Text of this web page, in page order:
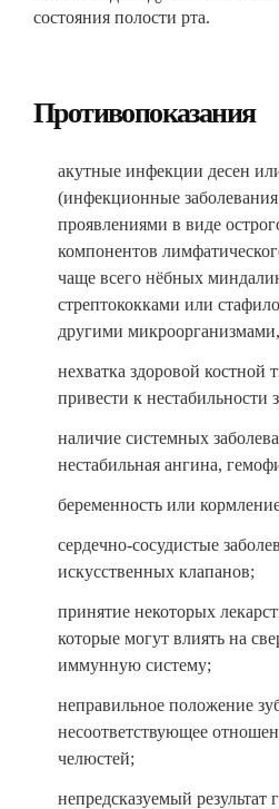
состояния полости рта.
Противопоказания
акутные инфекции десен
(инфекционные
проявлениями в виде
компонентов
чаще всего нёбных
стрептококками или
другими
нехватка здоровой костной
привести к нестабильности
наличие системных
нестабильная ангина,
беременность или
сердечно-сосудистые
искусственных клапанов;
принятие некоторых
которые могут влиять на
иммунную систему;
неправильное положение
несоответствующее
челюстей;
непредсказуемый